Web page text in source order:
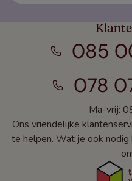
085
078
Ma-vrij:
Ons vriendelijke
te helpen. Wat je ook